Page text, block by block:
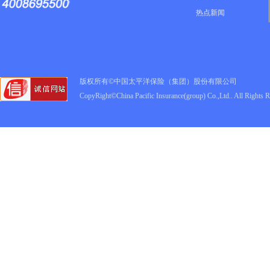
热点新闻
版权所有©中国太平洋保险（集团）股份有限公司
CopyRight©China Pacific Insurance(group) Co.,Ltd.. All Rights